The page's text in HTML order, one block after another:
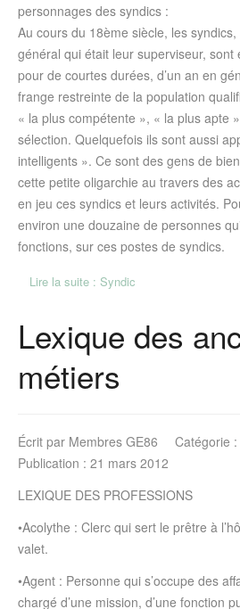
personnages des syndics :
Au cours du 18ème siècle, les
général qui était leur superviseur, sont
pour de courtes durées, d’un an en
frange restreinte de la population
« la plus compétente », « la plus apte
sélection. Quelquefois ils sont aussi
intelligents ». Ce sont des gens de
cette petite oligarchie au travers des
en jeu ces syndics et leurs activités.
environ une douzaine de personnes
fonctions, sur ces postes de syndics.
Lire la suite : Syndic
Lexique des
métiers
Écrit par Membres GE86 Catégorie :
Publication : 21 mars 2012
LEXIQUE DES PROFESSIONS
•Acolythe : Clerc qui sert le prêtre à
valet.
•Agent : Personne qui s’occupe des
chargé d’une mission, d’une fonction